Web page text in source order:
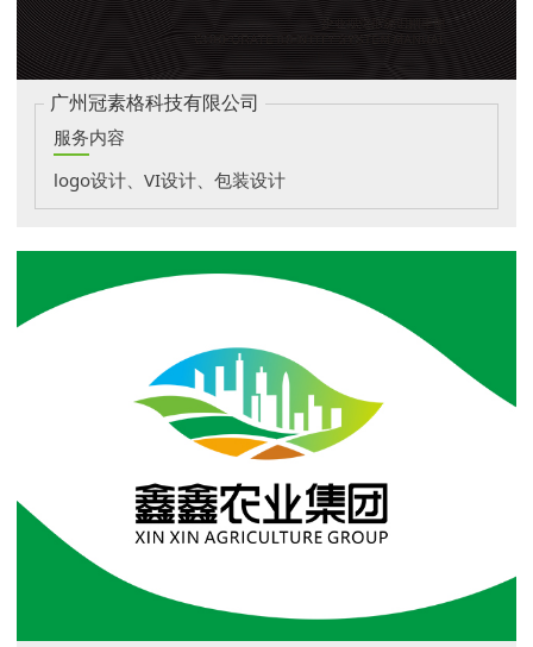
广州冠素格科技有限公司
服务内容
logo设计、VI设计、包装设计